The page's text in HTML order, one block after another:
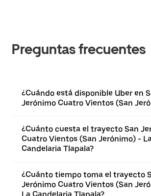
Preguntas frecuentes
¿Cuándo está disponible Uber en
Jerónimo Cuatro Vientos (San
¿Cuánto cuesta el trayecto San
Cuatro Vientos (San Jerónimo) -
Candelaria Tlapala?
¿Cuánto tiempo toma el trayecto
Jerónimo Cuatro Vientos (San